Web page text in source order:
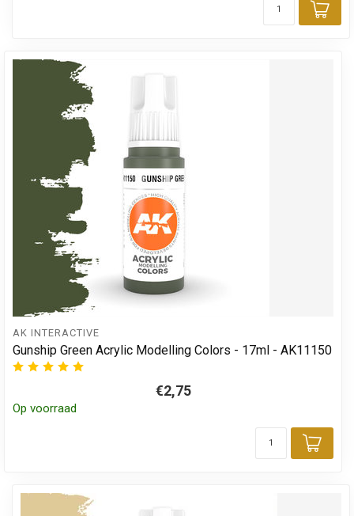
AK INTERACTIVE
Gunship Green Acrylic Modelling Colors - 17ml - AK11150
€2,75
Op voorraad